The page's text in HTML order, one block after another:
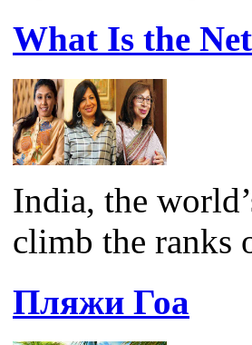
What Is the
India, the
climb the ranks
Пляжи Гоа